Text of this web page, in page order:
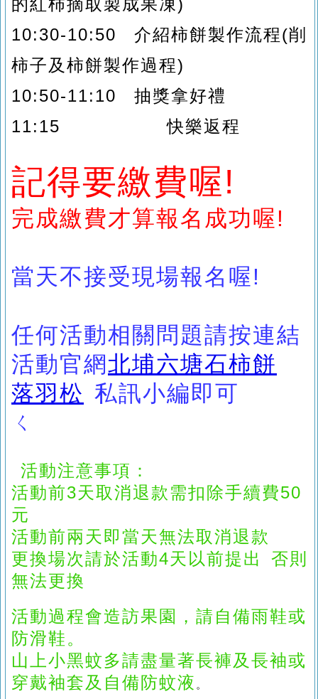
的紅柿摘取製成果凍 )
10:30-10:50 介紹柿餅製作流程(削
柿子及柿餅製作過程)
10:50-11:10 抽獎拿好禮
11:15快樂返程
記得要繳費喔!
完成繳費才算報名成功喔!
當天不接受現場報名喔!
任何活動相關問題請按連結
活動官網北埔六塘石柿餅
落羽松 私訊小編即可
ㄑ
活動注意事項：
活動前3天取消退款需扣除手續費50
元
活動前兩天即當天無法取消退款
更換場次請於活動4天以前提出
否則
無法更換
活動過程會造訪果園，請自備雨鞋或
防滑鞋。
山上小黑蚊多請盡量著長褲及長袖或
穿戴袖套及自備防蚊液 。